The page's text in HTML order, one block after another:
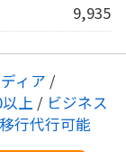
9,935
ィア /
上 / ビジネス
行代行可能